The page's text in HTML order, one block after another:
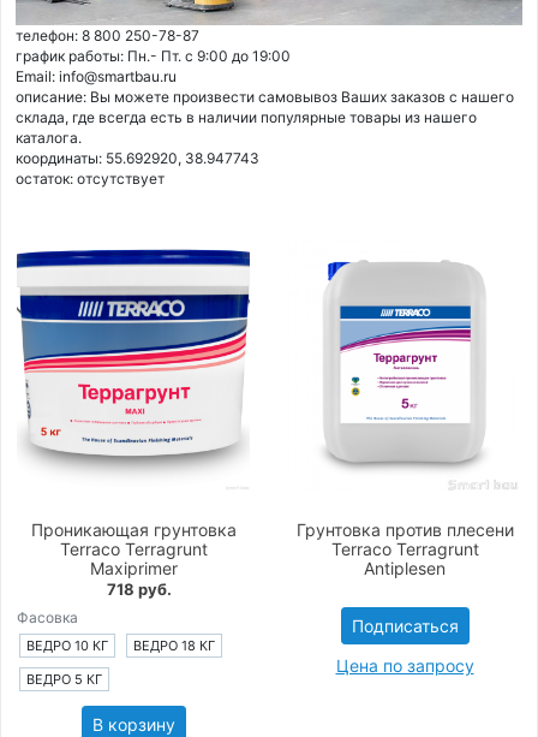
телефон: 8 800 250-78-87
график работы: Пн.- Пт. с 9:00 до 19:00
Email: info@smartbau.ru
описание: Вы можете произвести самовывоз Ваших заказов с нашего
склада, где всегда есть в наличии популярные товары из нашего
каталога.
координаты: 55.692920, 38.947743
остаток: отсутствует
Проникающая грунтовка
Terraco Terragrunt
Maxiprimer
718 руб.
Фасовка
ВЕДРО 10 КГ
ВЕДРО 18 КГ
ВЕДРО 5 КГ
В корзину
Грунтовка против плесени
Terraco Terragrunt
Antiplesen
Подписаться
Цена по запросу